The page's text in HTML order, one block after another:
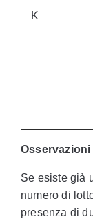
K
Osservazioni
Se esiste già
numero di
presenza di